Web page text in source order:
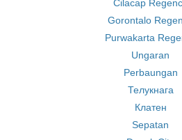
Cilacap
Gorontalo
Purwakarta
Ungaran
Perbaungan
Телукнага
Клатен
Sepatan